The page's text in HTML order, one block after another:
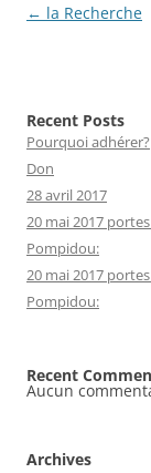
Navigation
← la Recherche
Recent Posts
Pourquoi adhérer?
Don
28 avril 2017
20 mai 2017
Pompidou:
20 mai 2017
Pompidou:
Recent
Aucun
Archives